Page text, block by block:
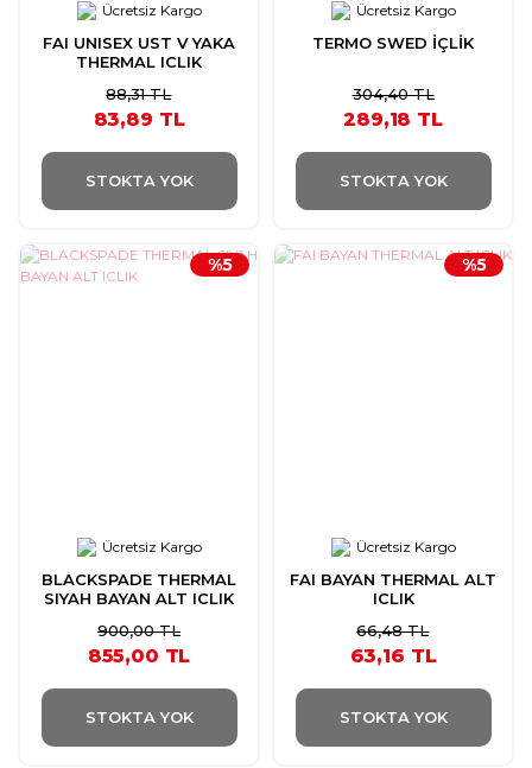
Ücretsiz Kargo
FAI UNISEX UST V YAKA
THERMAL ICLIK
88,31 TL
83,89 TL
STOKTA YOK
Ücretsiz Kargo
TERMO SWED İÇLİK
304,40 TL
289,18 TL
STOKTA YOK
Ücretsiz Kargo
BLACKSPADE THERMAL
SIYAH BAYAN ALT ICLIK
%5
900,00 TL
855,00 TL
STOKTA YOK
Ücretsiz Kargo
FAI BAYAN THERMAL ALT
ICLIK
%5
66,48 TL
63,16 TL
STOKTA YOK